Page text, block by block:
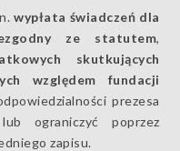
wypłata świadczeń dla
ze statutem,
skutkujących
względem fundacji
prezesa
ograniczyć poprzez
zapisu.